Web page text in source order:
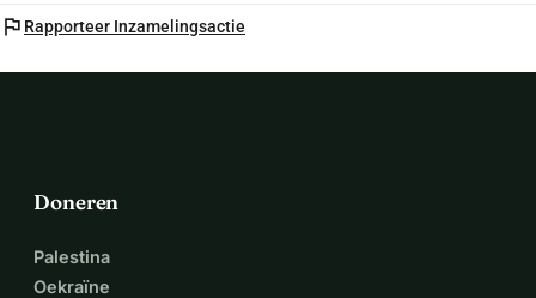
flag Rapporteer Inzamelingsactie
Doneren
Palestina
Oekraïne